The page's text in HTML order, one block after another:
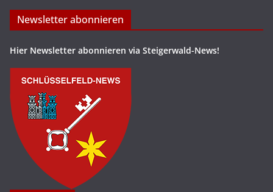
Newsletter abonnieren
Hier Newsletter abonnieren via Steigerwald-News!